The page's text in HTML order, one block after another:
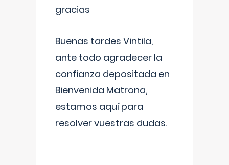
gracias
Buenas tardes Vintila,
ante todo agradecer la
confianza depositada en
Bienvenida Matrona,
estamos aquí para
resolver vuestras dudas.